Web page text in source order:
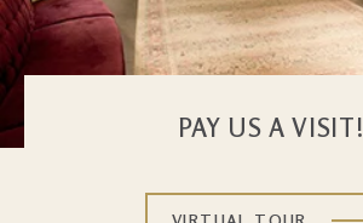
PAY US A VISIT!